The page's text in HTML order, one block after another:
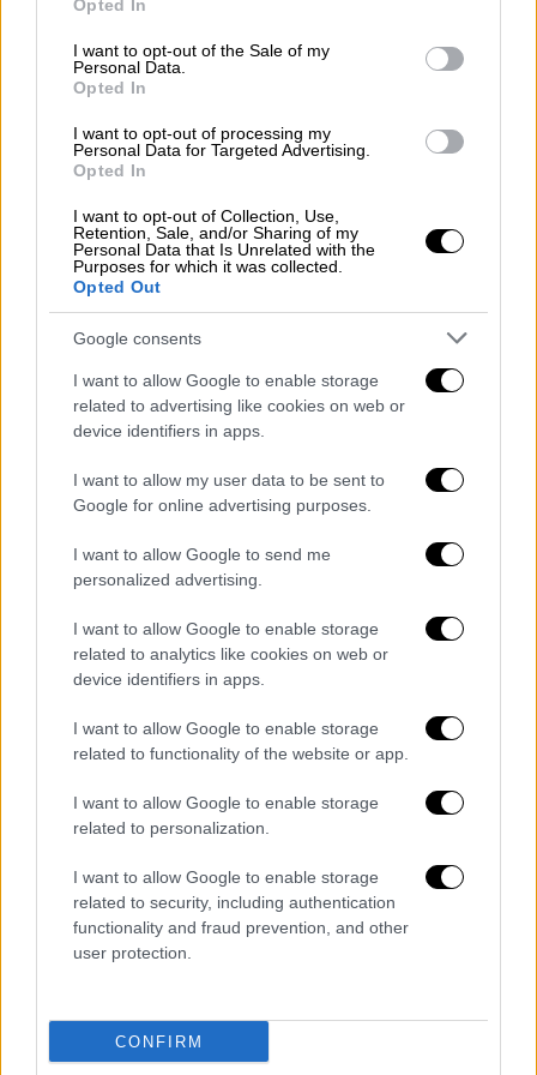
use your data for below specified purposes in below Google
consent section.
Opted In
I want to opt-out of the Sale of my
Personal Data.
Opted In
I want to opt-out of processing my
Personal Data for Targeted Advertising.
Opted In
I want to opt-out of Collection, Use,
Retention, Sale, and/or Sharing of my
Personal Data that Is Unrelated with the
Purposes for which it was collected.
Opted Out
Google consents
I want to allow Google to enable storage
related to advertising like cookies on web or
device identifiers in apps.
I want to allow my user data to be sent to
Google for online advertising purposes.
I want to allow Google to send me
personalized advertising.
I want to allow Google to enable storage
related to analytics like cookies on web or
device identifiers in apps.
I want to allow Google to enable storage
related to functionality of the website or app.
I want to allow Google to enable storage
related to personalization.
I want to allow Google to enable storage
related to security, including authentication
functionality and fraud prevention, and other
user protection.
CONFIRM
τους είναι 64 έτη. To 84.2% έχει
υποκείμενο νόσημα ή/και ηλικία 70 ετών
και άνω. Μεταξύ των ασθενών που
νοσηλεύονται διασωληνωμένοι, 460
(83.48%) είναι ανεμβολίαστοι ή μερικώς
εμβολιασμένοι και 91 (16.52%) είναι
της πανδημίας έχουν εξέλθει από τις
ΜΕΘ 3.404 ασθενείς. Οι εισαγωγές νέων
ασθενών Covid-19 στα νοσοκομεία της
επικράτειας είναι 365 (ημερήσια
μεταβολή -12.89%). Ο μέσος όρος
εισαγωγών του επταημέρου είναι 410
ασθενείς.Η διάμεση ηλικία των
κρουσμάτων είναι 38 έτη (εύρος 0.2 έως
106 έτη), ενώ η διάμεση ηλικία των
θανόντων είναι 78 έτη (εύρος 0.2 έως
Η κατανομή των κρουσμάτων
Πρώτη για ακόμα μία ημέρα η Αττική στην
κατανομήτωνκρουσμάτων
6.950 συνολικά κρούσματα, στην
Αττική
εντοπίστηκαν 1.522 νέα κρούσματα ενώ στη
Θεσσαλονίκηεντοπίστηκαν 1.226 νέες
μολύνσεις. Ανησυχία σε Λάρισα με
289 κρούσματα, Μαγνησία με 205 κρούσματα
και Αχαΐα με 220 νέες μολύνσεις.
ΑΓΙΟ ΟΡΟΣ 1
ΑΙΤΩΛΟΑΚΑΡΝΑΝΙΑΣ 147
ΑΝΔΡΟΥ 2
ΑΡΓΟΛΙΔΑΣ 50